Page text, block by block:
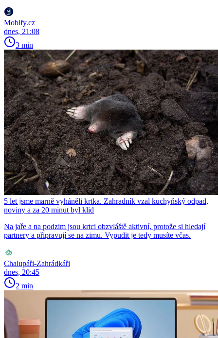
Mobify.cz
dnes, 21:08
3 min
5 let jsme marně vyháněli krtka. Zahradník vzal kuchyňský odpad,
noviny a za 20 minut byl klid
Na jaře a na podzim jsou krtci obzvláště aktivní, protože si hledají
partnery a připravují se na zimu. Vypudit je tedy musíte včas.
Chalupáři-Zahrádkáři
dnes, 20:45
2 min